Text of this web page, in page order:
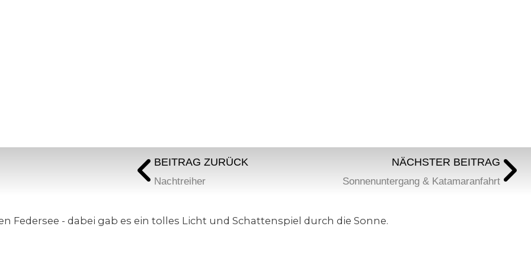
Zurück
BEITRAG ZURÜCK
Nachtreiher
NÄCHSTER BEITRAG
Sonnenuntergang & Katamaranfahrt
Federsee - dabei gab es ein tolles Licht und Schattenspiel durch die Sonne.